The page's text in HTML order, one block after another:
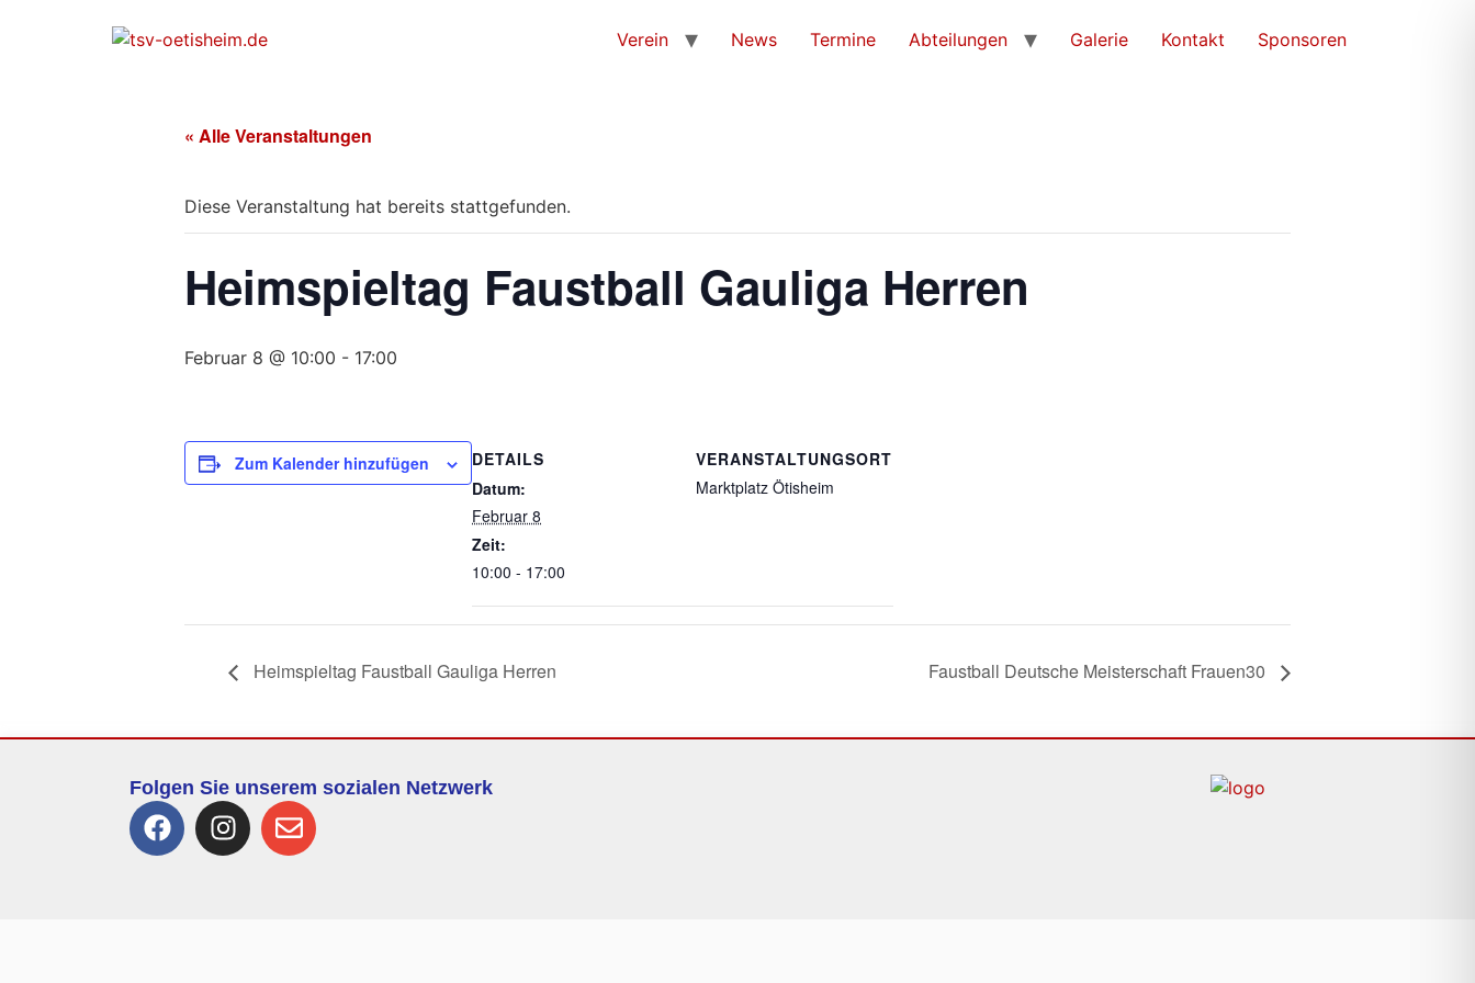
Verein News Termine Abteilungen Galerie Kontakt Sponsoren
« Alle Veranstaltungen
Diese Veranstaltung hat bereits stattgefunden.
Heimspieltag Faustball Gauliga Herren
Februar 8 @ 10:00 - 17:00
Zum Kalender hinzufügen
DETAILS
Datum:
Februar 8
Zeit:
10:00 - 17:00
VERANSTALTUNGSORT
Marktplatz Ötisheim
Heimspieltag Faustball Gauliga Herren Faustball Deutsche Meisterschaft Frauen30
Folgen Sie unserem sozialen Netzwerk